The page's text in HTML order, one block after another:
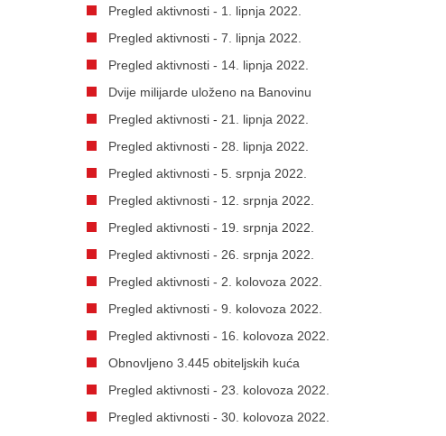
Pregled aktivnosti - 1. lipnja 2022.
Pregled aktivnosti - 7. lipnja 2022.
Pregled aktivnosti - 14. lipnja 2022.
Dvije milijarde uloženo na Banovinu
Pregled aktivnosti - 21. lipnja 2022.
Pregled aktivnosti - 28. lipnja 2022.
Pregled aktivnosti - 5. srpnja 2022.
Pregled aktivnosti - 12. srpnja 2022.
Pregled aktivnosti - 19. srpnja 2022.
Pregled aktivnosti - 26. srpnja 2022.
Pregled aktivnosti - 2. kolovoza 2022.
Pregled aktivnosti - 9. kolovoza 2022.
Pregled aktivnosti - 16. kolovoza 2022.
Obnovljeno 3.445 obiteljskih kuća
Pregled aktivnosti - 23. kolovoza 2022.
Pregled aktivnosti - 30. kolovoza 2022.